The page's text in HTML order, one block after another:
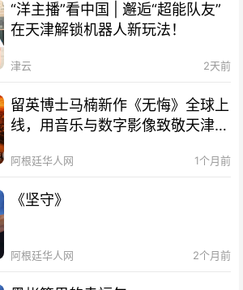
“洋主播”看中国 | 邂逅“超能队友”
在天津解锁机器人新玩法！
津云 2天前
留英博士马楠新作《无悔》全球上
线，用音乐与数字影像致敬天津海
阿根廷华人网 1个月前
《坚守》
阿根廷华人网 2个月前